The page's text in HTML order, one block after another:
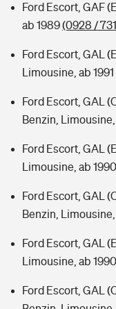
Ford Escort, GAF
ab 1989(0928 /
Ford Escort, GAL
Limousine, ab 1991
Ford Escort, GAL
Benzin, Limousine,
Ford Escort, GAL
Limousine, ab 1990
Ford Escort, GAL
Benzin,
Ford Escort, GAL
Limousine, ab 1990
Ford Escort, GAL